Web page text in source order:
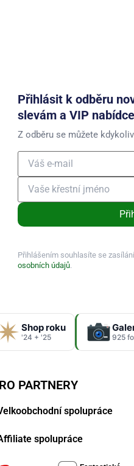
Přihlásit k odběru
slevám a VIP
Z odběru se můžete
Přihlášením souhlasíte se
osobních údajů.
Shop roku
'24 + '25 925
PARTNERY
spolupráce
spolupráce